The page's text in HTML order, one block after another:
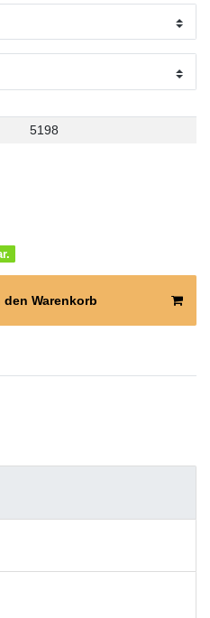
5198
den Warenkorb